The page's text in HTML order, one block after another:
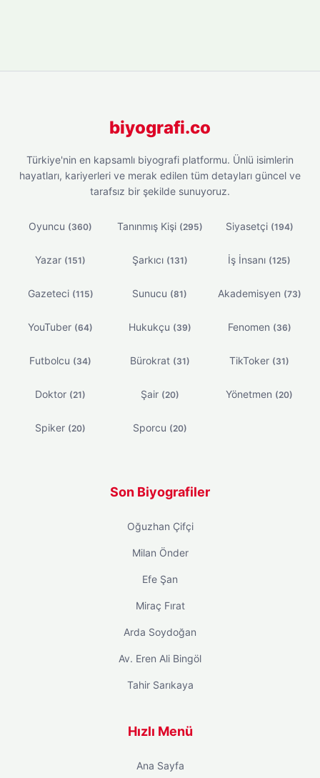
biyografi.co
Türkiye'nin en kapsamlı biyografi platformu. Ünlü isimlerin
hayatları, kariyerleri ve merak edilen tüm detayları güncel ve
tarafsız bir şekilde sunuyoruz.
Oyuncu (360) Tanınmış Kişi (295) Siyasetçi (194)
Yazar (151) Şarkıcı (131) İş İnsanı (125)
Gazeteci (115) Sunucu (81) Akademisyen (73)
YouTuber (64) Hukukçu (39) Fenomen (36)
Futbolcu (34) Bürokrat (31) TikToker (31)
Doktor (21) Şair (20) Yönetmen (20)
Spiker (20) Sporcu (20)
Son Biyografiler
Oğuzhan Çifçi
Milan Önder
Efe Şan
Miraç Fırat
Arda Soydoğan
Av. Eren Ali Bingöl
Tahir Sarıkaya
Hızlı Menü
Ana Sayfa